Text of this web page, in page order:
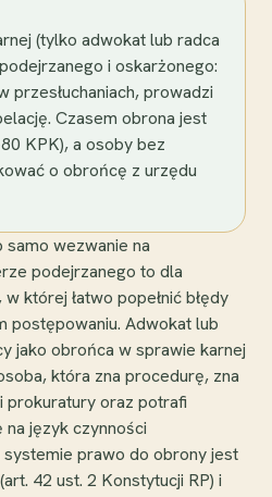
(tylko adwokat lub radca
i oskarżonego:
przesłuchaniach, prowadzi
Czasem obrona jest
KPK), a osoby bez
o obrońcę z urzędu
wezwanie na
podejrzanego to dla
której łatwo popełnić błędy
postępowaniu. Adwokat lub
jako obrońca w sprawie karnej
która zna procedurę, zna
prokuratury oraz potrafi
język czynności
prawo do obrony jest
42 ust. 2 Konstytucji RP) i